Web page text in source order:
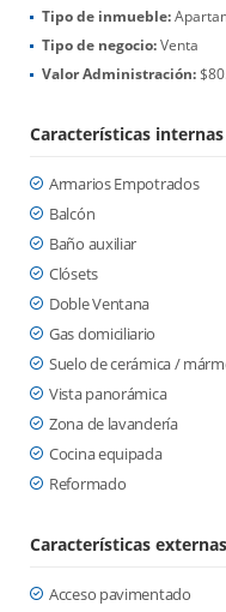
Tipo de inmueble:
Tipo de negocio:Venta
Valor Administración:
Características internas
Armarios Empotrados
Balcón
Baño auxiliar
Clósets
Doble Ventana
Gas domiciliario
Suelo de cerámica /
Vista panorámica
Zona de lavandería
Cocina equipada
Reformado
Características externas
Acceso pavimentado